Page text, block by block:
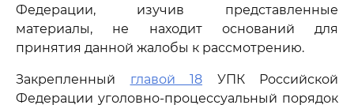
Федерации, изучив представленные
материалы, не находит оснований для
принятия данной жалобы к рассмотрению.
Закрепленный главой 18 УПК Российской
Федерации уголовно-процессуальный порядок